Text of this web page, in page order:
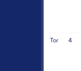
4
Tor